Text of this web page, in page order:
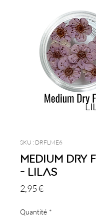
SKU : DRFLME6
Medium Dry
- Lilas
2,95 €Prix
Quantité *